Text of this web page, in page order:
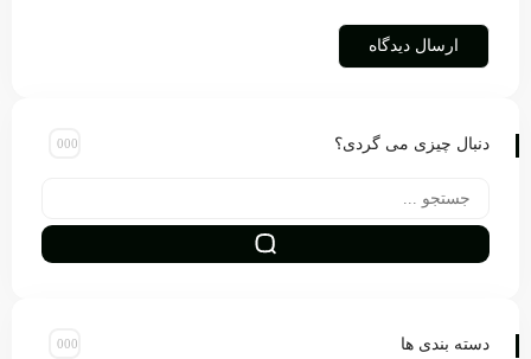
دنبال چیزی می گردی؟
دسته بندی ها